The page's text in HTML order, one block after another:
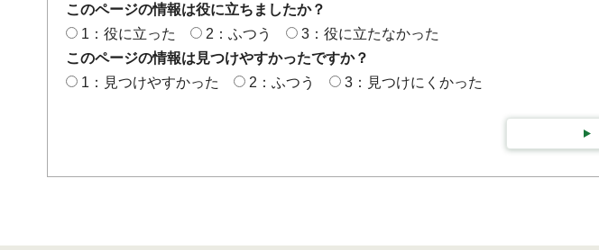
このページの情報は役に立ちましたか？
1：役に立った
2：ふつう
3：役に立たなかった
このページの情報は見つけやすかったですか？
1：見つけやすかった
2：ふつう 3：見つけにくかった